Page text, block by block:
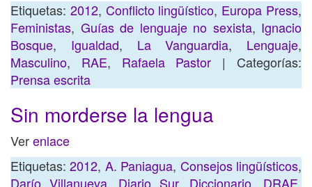
Etiquetas: 2012, Conflicto lingüístico, Europa Press,
Feministas, Guías de lenguaje no sexista, Ignacio
Bosque, Igualdad, La Vanguardia, Lenguaje,
Masculino, RAE, Rafaela Pastor | Categorías:
Prensa escrita
Sin morderse la lengua
Verenlace
Etiquetas:2012, A. Paniagua, Consejos lingüísticos,
Darío Villanueva
Diario Sur, Diccionario DRAE